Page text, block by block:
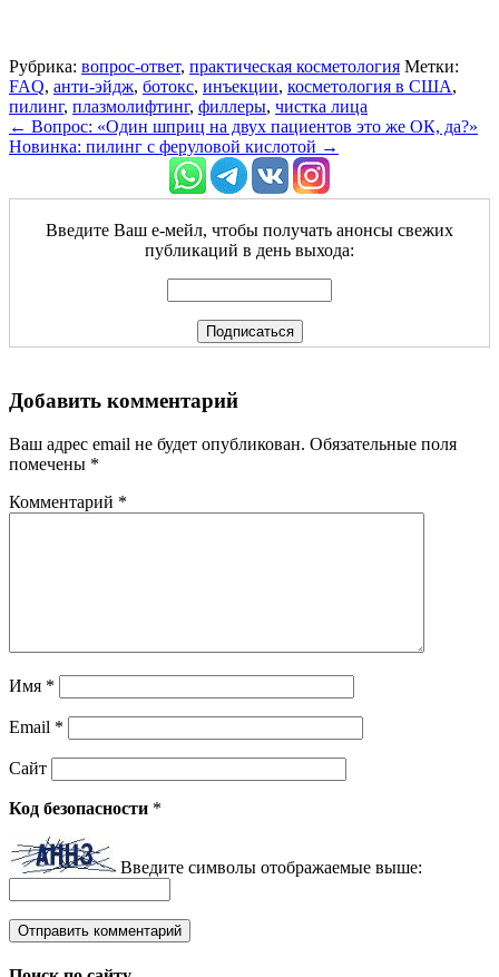
Рубрика: вопрос-ответ, практическая косметология Метки:
FAQ, анти-эйдж, ботокс, инъекции, косметология в США,
пилинг, плазмолифтинг, филлеры, чистка лица
← Вопрос: «Один шприц на двух пациентов это же ОК, да?»
Новинка: пилинг с феруловой кислотой →
Введите Ваш е-мейл, чтобы получать анонсы свежих
публикаций в день выхода:
Добавить комментарий
Ваш адрес email не будет опубликован. Обязательные поля
помечены *
Комментарий *
Имя *
Email *
Сайт
Код безопасности *
Введите символы отображаемые выше: